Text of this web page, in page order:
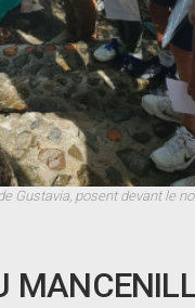
Gustavia, posent devant le